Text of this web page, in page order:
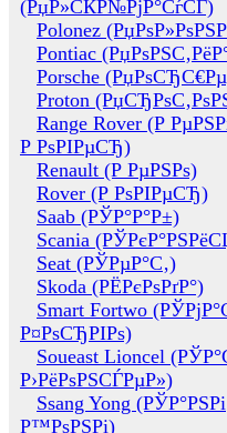
(РџР»СЌР№РјР°СѓСЃ)
Polonez
Pontiac
Porsche
Proton
Range Rover (Р
Р РѕРІРµСЂ)
Renault (Р РµРЅРѕ)
Rover (Р РѕРІРµСЂ)
Saab (РЎР°Р°Р±)
Scania
Seat (РЎРµР°С‚)
Skoda (РЁРєРѕРґР°)
Smart Fortwo
Р¤РѕСЂРІРѕ)
Soueast Lioncel
Р›РёРѕРЅСЃРµР»)
Ssang Yong (РЎР°РЅРі
Р™РѕРЅРі)